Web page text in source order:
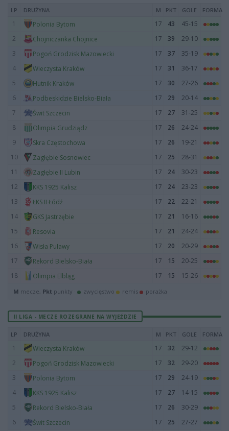
LP DRUŻYNA M PKT GOLE FORMA
1 Polonia Bytom 17 43
45-15
2
Chojniczanka Chojnice 17 39
29-10
3
Pogoń Grodzisk Mazowiecki 17 37
35-19
4
Wieczysta Kraków 17 31
36-17
5
Hutnik Kraków 17 30
27-26
6
Podbeskidzie Bielsko-Biała 17 29
20-14
7
Świt Szczecin 17 27
31-25
8
Olimpia Grudziądz 17 26
24-24
9
Skra Częstochowa 17 26
19-21
10
Zagłębie Sosnowiec 17 25
28-31
11
Zagłębie II Lubin 17 24
30-23
12
KKS 1925 Kalisz 17 24
23-23
13
ŁKS II Łódź 17 22
22-21
14
GKS Jastrzębie 17 21
16-16
15
Resovia 17 21
24-24
16
Wisła Puławy 17 20
20-29
17
Rekord Bielsko-Biała 17 15
20-25
18
Olimpia Elbląg 17 15 15-26
M mecze, Pkt punkty · zwycięstwo remis porażka
II LIGA - MECZE ROZEGRANE NA WYJEŹDZIE
LP DRUŻYNA M PKT GOLE FORMA
1 Wieczysta Kraków 17 32
29-12
2
Pogoń Grodzisk Mazowiecki 17 32
29-20
3
Polonia Bytom 17 29
24-19
4
KKS 1925 Kalisz 17 27
14-15
5
Rekord Bielsko-Biała 17 26
30-29
6
Świt Szczecin 17 25 27-27